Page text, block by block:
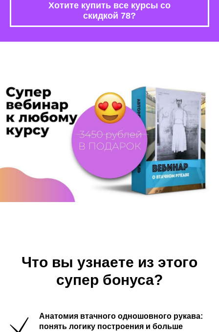
Хотите купить все курсы со
скидкой 78?
Что вы узнаете из этого
супер бонуса?
Анатомия втачного одношовного рукава:
понять логику построения и больше